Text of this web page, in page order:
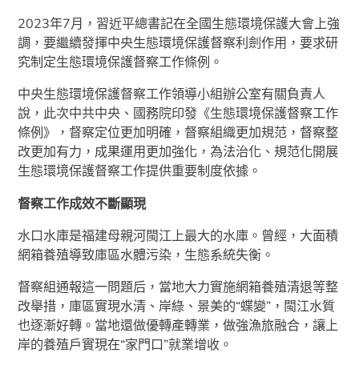
2023年7月，習近平總書記在全國生態環境保護大會上強
調，要繼續發揮中央生態環境保護督察利劍作用，要求研
究制定生態環境保護督察工作條例。
中央生態環境保護督察工作領導小組辦公室有關負責人
說，此次中共中央、國務院印發《生態環境保護督察工作
條例》，督察定位更加明確，督察組織更加規范，督察整
改更加有力，成果運用更加強化，為法治化、規范化開展
生態環境保護督察工作提供重要制度依據。
督察工作成效不斷顯現
水口水庫是福建母親河閩江上最大的水庫。曾經，大面積
網箱養殖導致庫區水體污染，生態系統失衡。
督察組通報這一問題后，當地大力實施網箱養殖清退等整
改舉措，庫區實現水清、岸綠、景美的“蝶變”，閩江水質
也逐漸好轉。當地還做優轉產轉業，做強漁旅融合，讓上
岸的養殖戶實現在“家門口”就業增收。